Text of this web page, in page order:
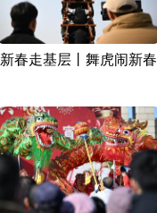
新春走基层丨舞虎闹新春